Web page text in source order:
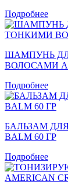
Подробнее
ШАМПУНЬ
ВОЛОСАМИ
Подробнее
БАЛЬЗАМ ДЛЯ
BALM 60 ГР
Подробнее